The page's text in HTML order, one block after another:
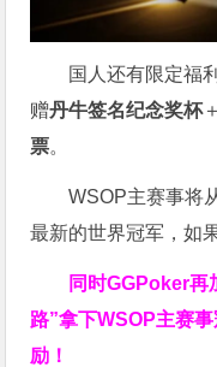
国人还有限定福
赠丹牛签名纪念奖杯
票。
WSOP主赛事将
最新的世界冠军，如
同时GGPoker再
路”拿下WSOP主赛
励！